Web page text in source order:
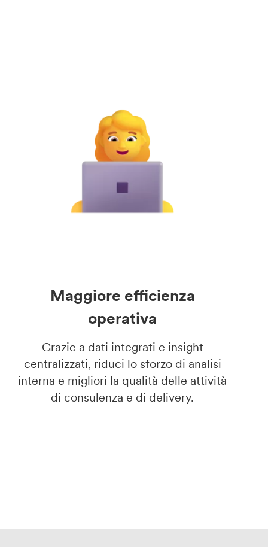
Maggiore efficienza
operativa
Grazie a dati integrati e insight
centralizzati, riduci lo sforzo di analisi
interna e migliori la qualità delle attività
di consulenza e di delivery.